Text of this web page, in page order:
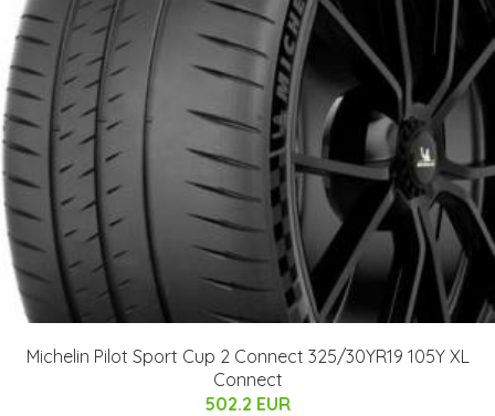
Michelin Pilot Sport Cup 2 Connect 325/30YR19 105Y XL
Connect
502.2 EUR